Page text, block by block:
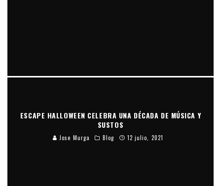
ESCAPE HALLOWEEN CELEBRA UNA DÉCADA DE MÚSICA Y
SUSTOS
Jose Murga Blog 12 julio, 2021